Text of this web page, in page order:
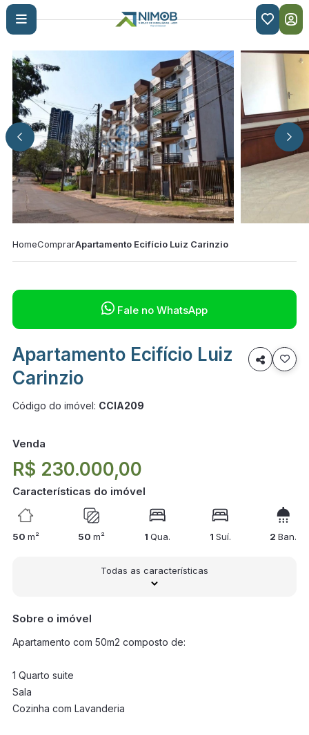

HomeComprarApartamento Ecifício Luiz Carinzio
 Fale no WhatsApp
Apartamento Ecifício Luiz
Carinzio

Código do imóvel: CCIA209
Venda
R$ 230.000,00
Características do imóvel
50 m² 50m² 1 Qua. 1 Suí. 2Ban.
Todas as características
Sobre o imóvel
Apartamento com 50m2 composto de:
1 Quarto suite
Sala
Cozinha com Lavanderia